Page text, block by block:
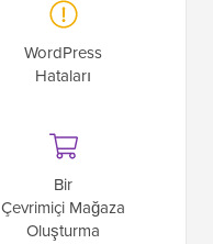
WordPress
Hataları
Bir
Çevrimiçi Mağaza
Oluşturma